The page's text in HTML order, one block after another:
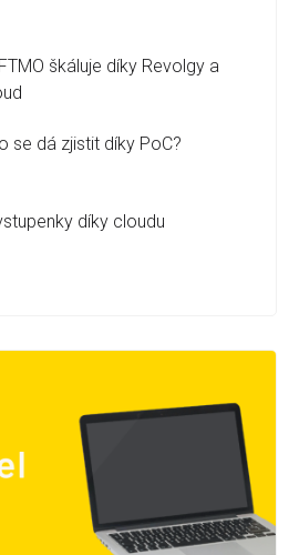
škáluje díky Revolgy a
se dá zjistit díky PoC?
díky cloudu